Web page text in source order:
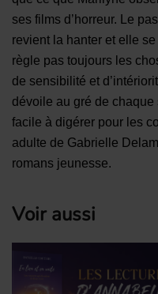
ses films d’horreur. Le
revient la hanter et elle
règle pas toujours les
de sensibilité et
dévoile au gré de
facile à digérer pour les
adulte de Gabrielle
romans jeunesse.
Voir aussi